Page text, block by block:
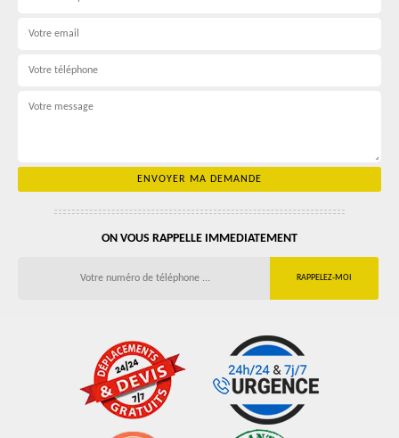
ON VOUS RAPPELLE IMMEDIATEMENT